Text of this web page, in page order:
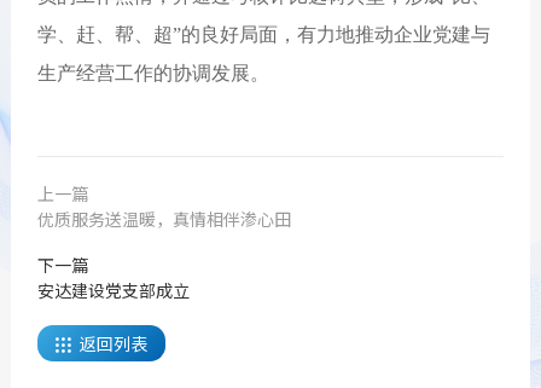
学、赶、帮、超”的良好局面，有力地推动企业党建与
生产经营工作的协调发展。
上一篇
优质服务送温暖，真情相伴渗心田
下一篇
安达建设党支部成立
 返回列表